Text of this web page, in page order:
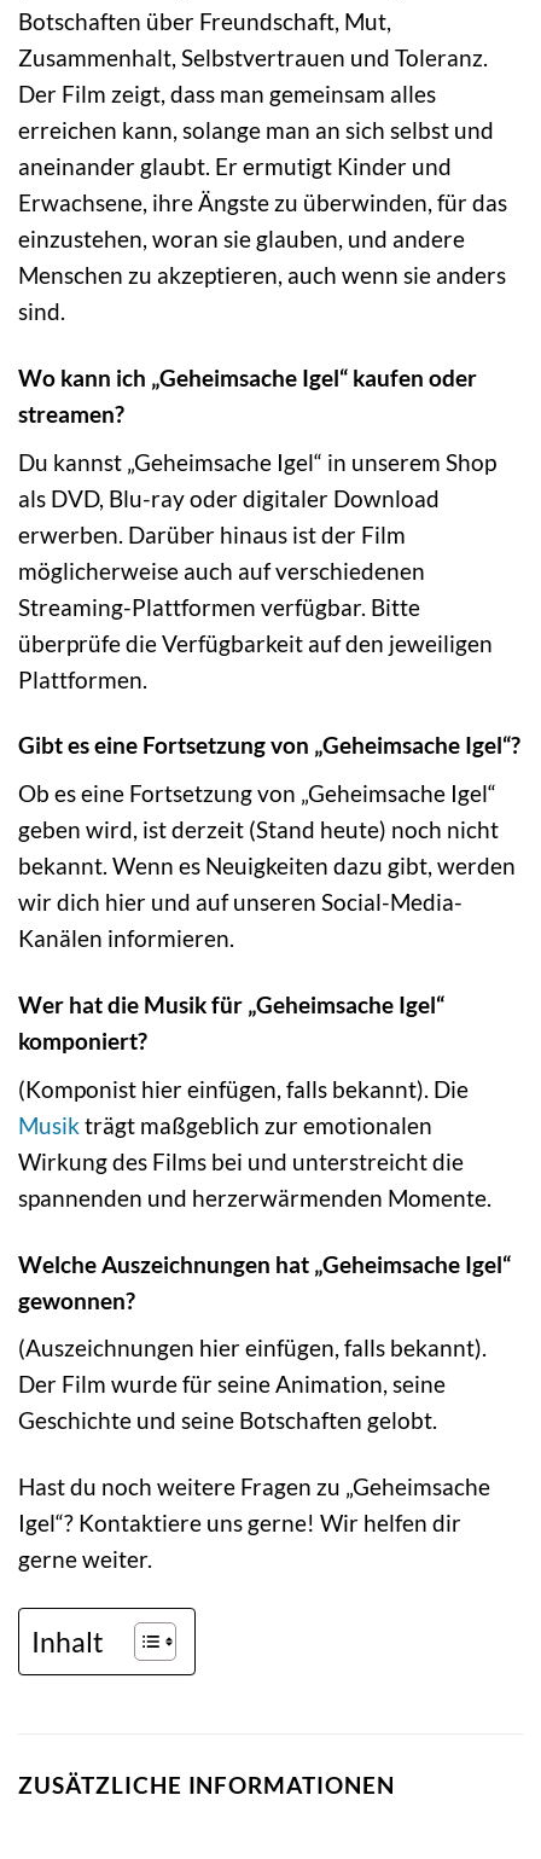
Botschaften über Freundschaft, Mut,
Zusammenhalt, Selbstvertrauen und Toleranz.
Der Film zeigt, dass man gemeinsam alles
erreichen kann, solange man an sich selbst und
aneinander glaubt. Er ermutigt Kinder und
Erwachsene, ihre Ängste zu überwinden, für das
einzustehen, woran sie glauben, und andere
Menschen zu akzeptieren, auch wenn sie anders
sind.
Wo kann ich „Geheimsache Igel“ kaufen oder
streamen?
Du kannst „Geheimsache Igel“ in unserem Shop
als DVD, Blu-ray oder digitaler Download
erwerben. Darüber hinaus ist der Film
möglicherweise auch auf verschiedenen
Streaming-Plattformen verfügbar. Bitte
überprüfe die Verfügbarkeit auf den jeweiligen
Plattformen.
Gibt es eine Fortsetzung von „Geheimsache Igel“?
Ob es eine Fortsetzung von „Geheimsache Igel“
geben wird, ist derzeit (Stand heute) noch nicht
bekannt. Wenn es Neuigkeiten dazu gibt, werden
wir dich hier und auf unseren Social-Media-
Kanälen informieren.
Wer hat die Musik für „Geheimsache Igel“
komponiert?
(Komponist hier einfügen, falls bekannt). Die
Musik trägt maßgeblich zur emotionalen
Wirkung des Films bei und unterstreicht die
spannenden und herzerwärmenden Momente.
Welche Auszeichnungen hat „Geheimsache Igel“
gewonnen?
(Auszeichnungen hier einfügen, falls bekannt).
Der Film wurde für seine Animation, seine
Geschichte und seine Botschaften gelobt.
Hast du noch weitere Fragen zu „Geheimsache
Igel“? Kontaktiere uns gerne! Wir helfen dir
gerne weiter.
Inhalt
ZUSÄTZLICHE INFORMATIONEN